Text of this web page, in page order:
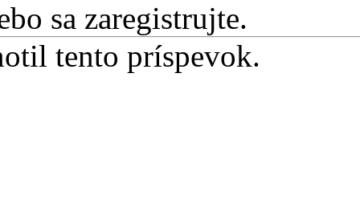
sa zaregistrujte.
tento príspevok.